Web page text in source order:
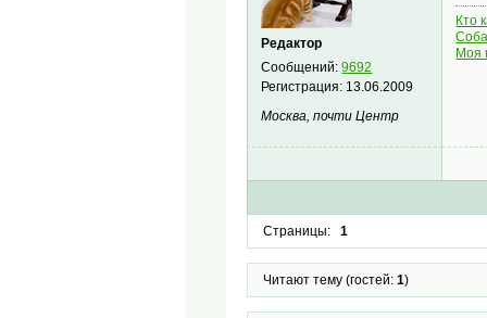
Редактор
Сообщений:9692
Регистрация: 13.06.2009
Москва, почти Центр
Кто
Моя
Страницы: 1
Читают тему (гостей: 1)